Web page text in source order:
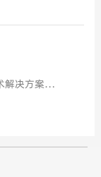
CODESYS 软件集团发布虚拟控制技术解决方案及系列产品（CODESYS Virtual Control SL）